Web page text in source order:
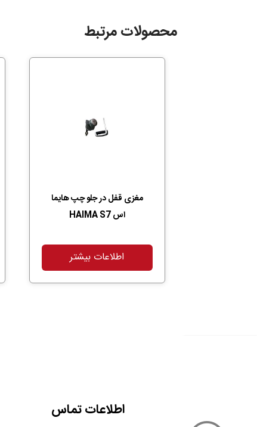
محصولات مرتبط
مغزی قفل در جلو چپ هایما
اس HAIMA S7
اطلاعات بیشتر
اطلاعات تماس